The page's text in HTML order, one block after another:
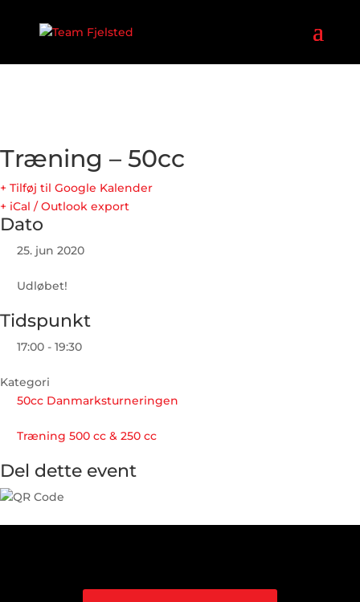
Træning – 50cc
+ Tilføj til Google Kalender
+ iCal / Outlook export
Dato
25. jun 2020
Udløbet!
Tidspunkt
17:00 - 19:30
Kategori
50cc Danmarksturneringen
Træning 500 cc & 250 cc
Del dette event